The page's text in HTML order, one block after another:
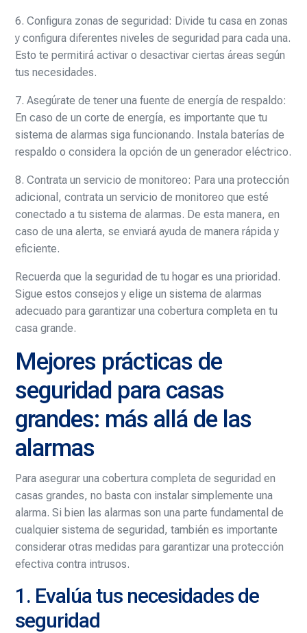
6. Configura zonas de seguridad: Divide tu casa en zonas
y configura diferentes niveles de seguridad para cada una.
Esto te permitirá activar o desactivar ciertas áreas según
tus necesidades.
7. Asegúrate de tener una fuente de energía de respaldo:
En caso de un corte de energía, es importante que tu
sistema de alarmas siga funcionando. Instala baterías de
respaldo o considera la opción de un generador eléctrico.
8. Contrata un servicio de monitoreo: Para una protección
adicional, contrata un servicio de monitoreo que esté
conectado a tu sistema de alarmas. De esta manera, en
caso de una alerta, se enviará ayuda de manera rápida y
eficiente.
Recuerda que la seguridad de tu hogar es una prioridad.
Sigue estos consejos y elige un sistema de alarmas
adecuado para garantizar una cobertura completa en tu
casa grande.
Mejores prácticas de
seguridad para casas
grandes: más allá de las
alarmas
Para asegurar una cobertura completa de seguridad en
casas grandes, no basta con instalar simplemente una
alarma. Si bien las alarmas son una parte fundamental de
cualquier sistema de seguridad, también es importante
considerar otras medidas para garantizar una protección
efectiva contra intrusos.
1. Evalúa tus necesidades de
seguridad